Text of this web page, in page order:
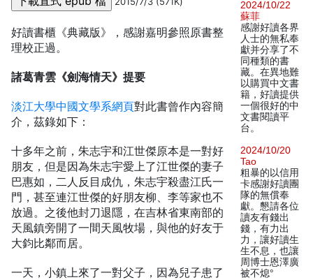
好讀書櫃《典藏版》，感謝嘉明參照原書整
理校正過。
諸葛青雲《劍海情天》提要
淡江大學中國文學系網頁對此書曾作內容簡
介，茲錄如下：
十多年之前，朱志宇和江世傑原本是一對好
朋友，但是因為朱志宇愛上了江世傑的妻子
巴惠如，二人反目成仇，朱志宇殺盡江氏一
門，甚至連江世傑的好朋友柳、李等家也不
放過。之後他封刀退隱，在吉林省東南部的
天風鎮旁開了一間天風牧場，與他的好友于
大鈞比鄰而居。
一天，小鎮上來了一對父子，因為兒子患了
2024/10/22
蘇菲
感謝好讀各界
人士的無私奉
獻并分享了不
同種類的書
藏。在異地難
以購買中文書
籍，好讀提供
一個很好的中
文書閱讀平
台。
2024/10/20
Tao
粗暴的以信用
卡感謝好讀團
隊的無償奉
獻。懇請各位
讀友有錢出
錢，有力出
力，讓好讀生
生不息，也讓
周博士恩澤廣
被不熄°